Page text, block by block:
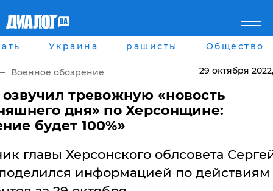
Главная
рассея
Беларусь
Военное обозрение
Наука и Техника
Мнение
Пресса
Города
Харьков
Днепр
Украина рашисты Общество
Военное обозрение 29 октября 2022
тревожную «новость
дня» по Херсонщине:
будет 100%»
главы Херсонского облсовета
информацией по действиям